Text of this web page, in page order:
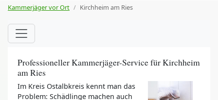
Kammerjäger vor Ort Kirchheim am Ries
Professioneller Kammerjäger-Service für Kirchheim
am Ries
Im Kreis Ostalbkreis kennt man das
Problem: Schädlinge machen auch